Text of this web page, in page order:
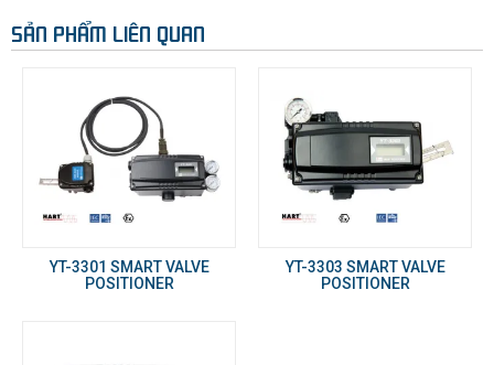
SẢN PHẨM LIÊN QUAN
YT-3301 SMART VALVE
POSITIONER
YT-3303 SMART VALVE
POSITIONER